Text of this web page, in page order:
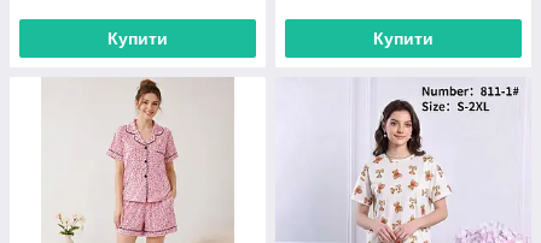
Купити Купити